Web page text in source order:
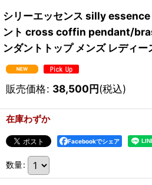
シリーエッセンス silly essence
ント cross coffin pendant/
ンダントトップ メンズ レディー
販売価格: 38,500円(税込)
在庫わずか
Facebookでシェア
数量: